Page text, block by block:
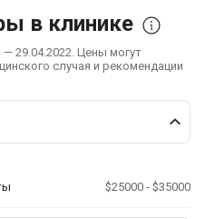
в клинике
29.04.2022. Цены могут
случая и рекомендации
$25000 - $35000